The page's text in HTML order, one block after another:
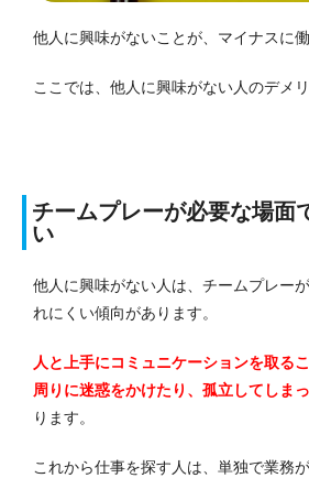
他人に興味がないことが、マイナスに
ここでは、他人に興味がない人のデメ
チームプレーが必要な場面
い
他人に興味がない人は、チームプレー
れにくい傾向があります。
人と上手にコミュニケーションを取る
周りに迷惑をかけたり、孤立してしま
ります。
これから仕事を探す人は、単独で業務